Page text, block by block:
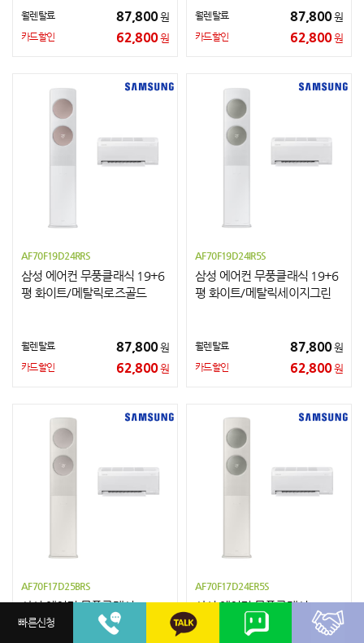
월렌탈료 87,800원
카드할인 62,800원
월렌탈료 87,800원
카드할인 62,800원
AF70F19D24RRS
삼성 에어컨 무풍클래식 19+6
평 화이트/메탈릭로즈골드
월렌탈료 87,800원
카드할인 62,800원
AF70F19D24IR5S
삼성 에어컨 무풍클래식 19+6
평 화이트/메탈릭세이지그린
월렌탈료 87,800원
카드할인 62,800원
AF70F17D25BRS
삼성 에어컨 무풍클래식 17+6
평 청정 베이지/메탈릭베이지
AF70F17D24ER5S
삼성 에어컨 무풍클래식 17+6
평 베이지/메탈릭세이지그린
빠른신청